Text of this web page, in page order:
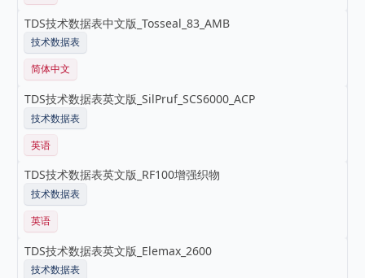
TDS技术数据表中文版_Tosseal_83_AMB
技术数据表
简体中文
TDS技术数据表英文版_SilPruf_SCS6000_ACP
技术数据表
英语
TDS技术数据表英文版_RF100增强织物
技术数据表
英语
TDS技术数据表英文版_Elemax_2600
技术数据表